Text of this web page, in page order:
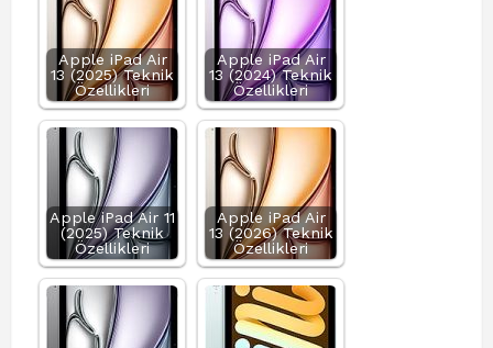
Apple iPad Air
13 (2025) Teknik
Özellikleri
Apple iPad Air
13 (2024) Teknik
Özellikleri
Apple iPad Air 11
(2025) Teknik
Özellikleri
Apple iPad Air
13 (2026) Teknik
Özellikleri